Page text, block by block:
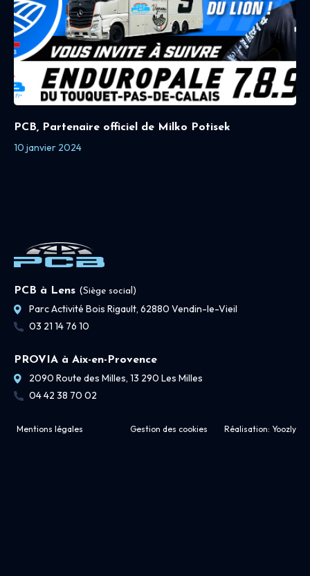
PCB, Partenaire officiel de Milko Potisek
10 janvier 2024
PCB à Lens (Siège social)
Parc Activité Bois Rigault, 62880 Vendin-le-Vieil
03 21 14 76 10
PROVIA à Aix-en-Provence
2090 Route des Milles, 13 290 Les Milles
04 42 38 70 02
Mentions légales Gestion des cookies Réalisation: Yoozly